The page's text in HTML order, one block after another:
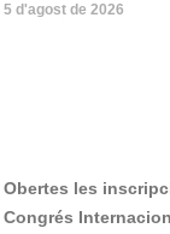
5 d'agost de 2026
Obertes les
Congrés